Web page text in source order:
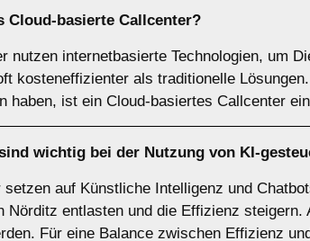
Cloud-basierte Callcenter?
nutzen internetbasierte Technologien, um
kosteneffizienter als traditionelle
haben, ist ein Cloud-basiertes Callcenter
wichtig bei der Nutzung von KI-
auf Künstliche Intelligenz und
Nörditz entlasten und die Effizienz
Für eine Balance zwischen Effizienz